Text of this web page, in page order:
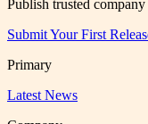
Publish trusted
Submit Your First
Primary
Latest News